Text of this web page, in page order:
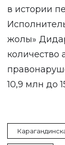
в истории
жолы»
количество
10,9 млн до